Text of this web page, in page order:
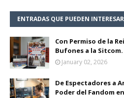
ENTRADAS QUE PUEDEN
Con Permiso de la
Bufones a la Sitcom.
January 02, 2026
De Espectadores a
Poder del Fandom